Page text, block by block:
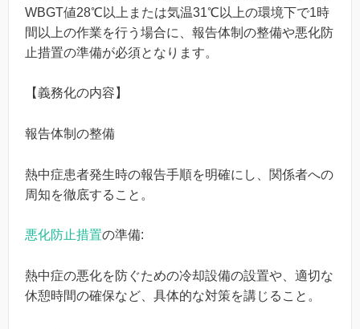
WBGT値28℃以上または気温31℃以上の環境下で1時
間以上の作業を行う場合に、報告体制の整備や悪化防
止措置の準備が必須となります。
【義務化の内容】
報告体制の整備
熱中症患者発生時の報告手順を明確にし、関係者への
周知を徹底すること。
悪化防止措置の準備:
熱中症の悪化を防ぐための冷却設備の設置や、適切な
休憩時間の確保など、具体的な対策を講じること。